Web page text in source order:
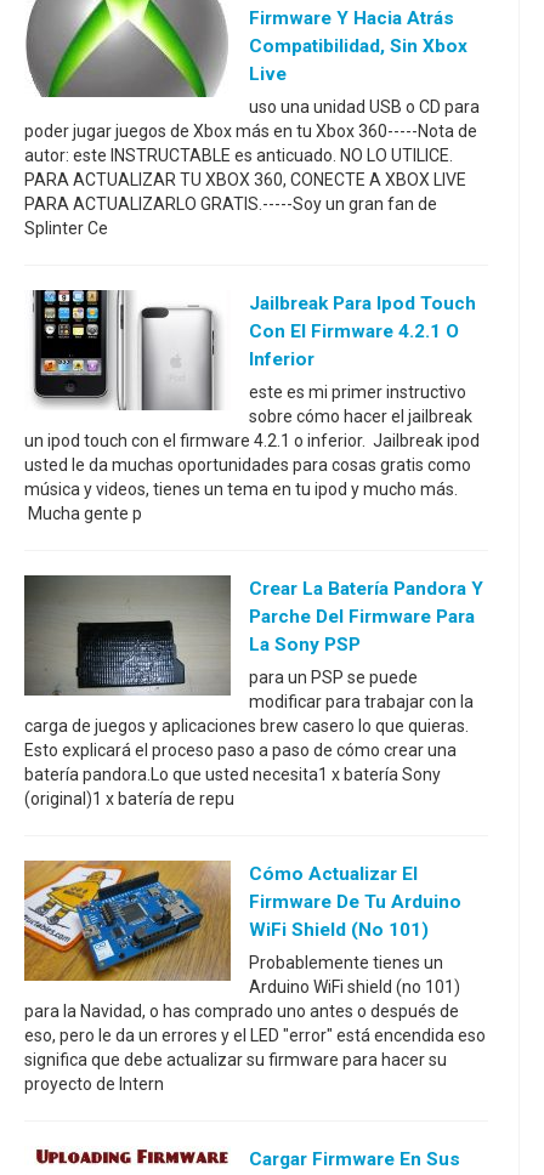
Firmware Y Hacia Atrás
Compatibilidad, Sin Xbox
Live
uso una unidad USB o CD para
poder jugar juegos de Xbox más en tu Xbox 360-----Nota de
autor: este INSTRUCTABLE es anticuado. NO LO UTILICE.
PARA ACTUALIZAR TU XBOX 360, CONECTE A XBOX LIVE
PARA ACTUALIZARLO GRATIS.-----Soy un gran fan de
Splinter Ce
Jailbreak Para Ipod Touch
Con El Firmware 4.2.1 O
Inferior
este es mi primer instructivo
sobre cómo hacer el jailbreak
un ipod touch con el firmware 4.2.1 o inferior. Jailbreak ipod
usted le da muchas oportunidades para cosas gratis como
música y videos, tienes un tema en tu ipod y mucho más.
Mucha gente p
Crear La Batería Pandora Y
Parche Del Firmware Para
La Sony PSP
para un PSP se puede
modificar para trabajar con la
carga de juegos y aplicaciones brew casero lo que quieras.
Esto explicará el proceso paso a paso de cómo crear una
batería pandora.Lo que usted necesita1 x batería Sony
(original)1 x batería de repu
Cómo Actualizar El
Firmware De Tu Arduino
WiFi Shield (no 101)
Probablemente tienes un
Arduino WiFi shield (no 101)
para la Navidad, o has comprado uno antes o después de
eso, pero le da un errores y el LED "error" está encendida eso
significa que debe actualizar su firmware para hacer su
proyecto de Intern
Cargar Firmware En Sus